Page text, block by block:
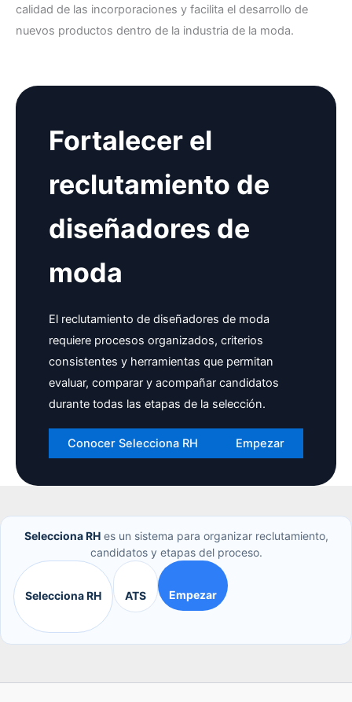
calidad de las incorporaciones y facilita el desarrollo de
nuevos productos dentro de la industria de la moda.
Fortalecer el
reclutamiento de
diseñadores de
moda
El reclutamiento de diseñadores de moda
requiere procesos organizados, criterios
consistentes y herramientas que permitan
evaluar, comparar y acompañar candidatos
durante todas las etapas de la selección.
Conocer Selecciona RH Empezar
Selecciona RHes un sistema para organizar reclutamiento,
candidatos y etapas del proceso.
Selecciona RH ATS Empezar